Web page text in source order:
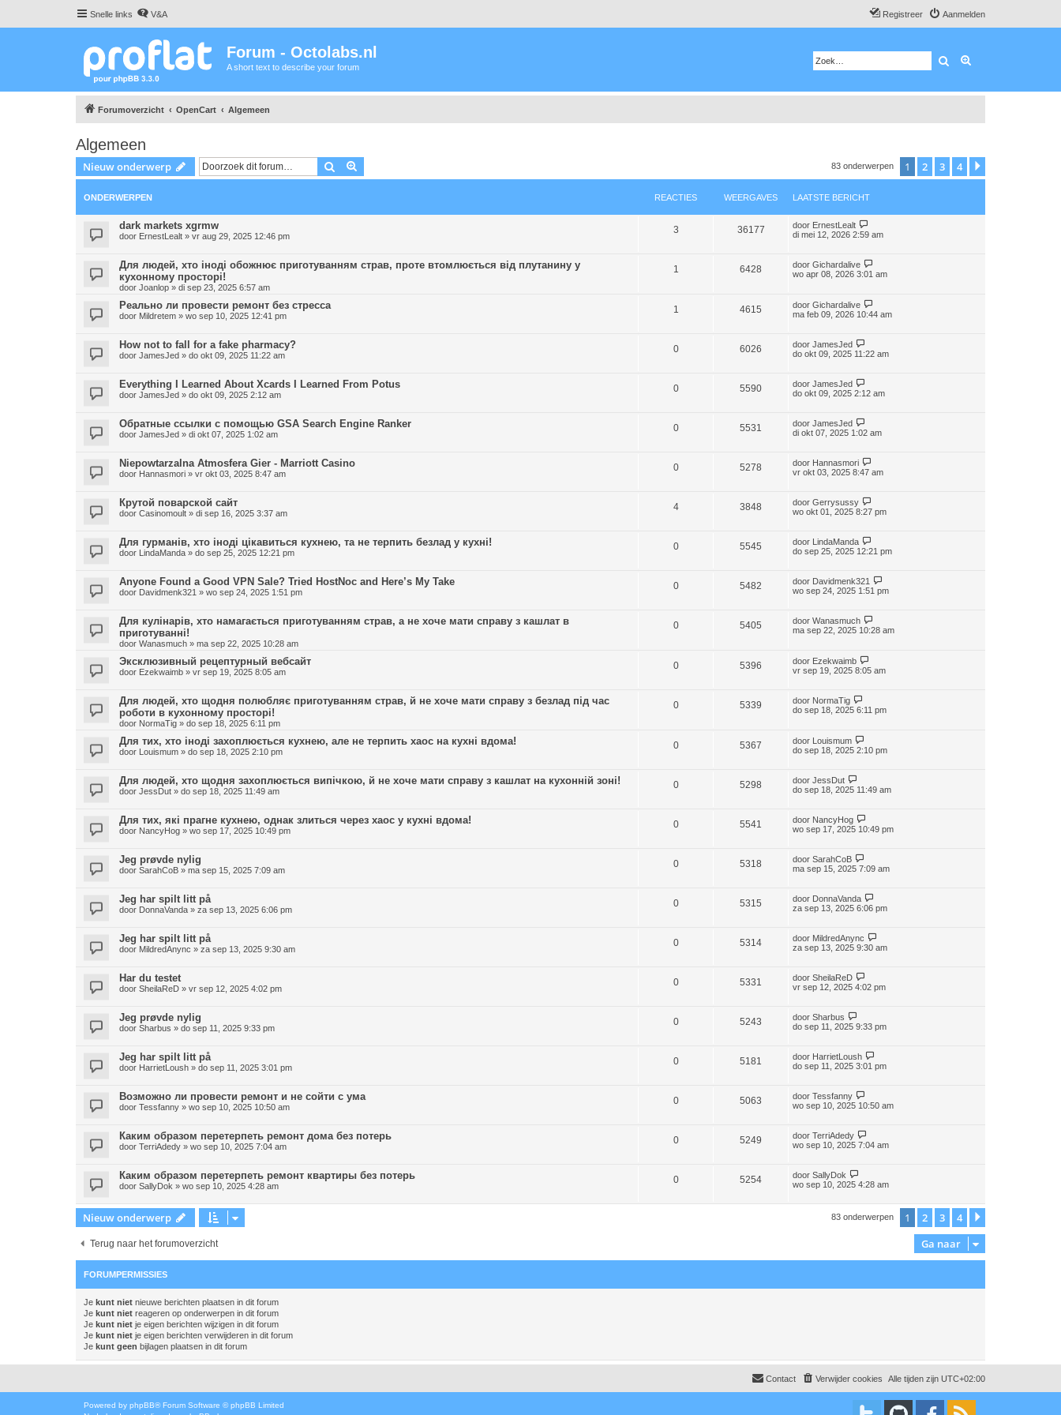
Snelle links V&A Aanmelden
Registreer
Forum - Octolabs.nl
A short text to describe your forum Zoek
Forumoverzicht OpenCart Algemeen
Algemeen
Nieuw onderwerp Zoek 83 onderwerpen 1 2 3 4
ONDERWERPEN REACTIES WEERGAVES LAATSTE BERICHT
dark markets xgrmw
door ErnestLealt » vr aug 29, 2025 12:46 pm
3 36177 door ErnestLealt
di mei 12, 2026 2:59 am
Для людей, хто іноді обожнює приготуванням страв, проте втомлюється від плутанину у
кухонному просторі!
door Joanlop » di sep 23, 2025 6:57 am
1 6428 door Gichardalive
wo apr 08, 2026 3:01 am
Реально ли провести ремонт без стресса
door Mildretem » wo sep 10, 2025 12:41 pm
1 4615 door Gichardalive
ma feb 09, 2026 10:44 am
How not to fall for a fake pharmacy?
door JamesJed » do okt 09, 2025 11:22 am
0 6026 door JamesJed
do okt 09, 2025 11:22 am
Everything I Learned About Xcards I Learned From Potus
door JamesJed » do okt 09, 2025 2:12 am
0 5590 door JamesJed
do okt 09, 2025 2:12 am
Обратные ссылки с помощью GSA Search Engine Ranker
door JamesJed » di okt 07, 2025 1:02 am
0 5531 door JamesJed
di okt 07, 2025 1:02 am
Niepowtarzalna Atmosfera Gier - Marriott Casino
door Hannasmori » vr okt 03, 2025 8:47 am
0 5278 door Hannasmori
vr okt 03, 2025 8:47 am
Крутой поварской сайт
door Casinomoult » di sep 16, 2025 3:37 am
4 3848 door Gerrysussy
wo okt 01, 2025 8:27 pm
Для гурманів, хто іноді цікавиться кухнею, та не терпить безлад у кухні!
door LindaManda » do sep 25, 2025 12:21 pm
0 5545 door LindaManda
do sep 25, 2025 12:21 pm
Anyone Found a Good VPN Sale? Tried HostNoc and Here’s My Take
door Davidmenk321 » wo sep 24, 2025 1:51 pm
0 5482 door Davidmenk321
wo sep 24, 2025 1:51 pm
Для кулінарів, хто намагається приготуванням страв, а не хоче мати справу з кашлат в
приготуванні!
door Wanasmuch » ma sep 22, 2025 10:28 am
0 5405 door Wanasmuch
ma sep 22, 2025 10:28 am
Эксклюзивный рецептурный вебсайт
door Ezekwaimb » vr sep 19, 2025 8:05 am
0 5396 door Ezekwaimb
vr sep 19, 2025 8:05 am
Для людей, хто щодня полюбляє приготуванням страв, й не хоче мати справу з безлад під час
роботи в кухонному просторі!
door NormaTig » do sep 18, 2025 6:11 pm
0 5339 door NormaTig
do sep 18, 2025 6:11 pm
Для тих, хто іноді захоплюється кухнею, але не терпить хаос на кухні вдома!
door Louismum » do sep 18, 2025 2:10 pm
0 5367 door Louismum
do sep 18, 2025 2:10 pm
Для людей, хто щодня захоплюється випічкою, й не хоче мати справу з кашлат на кухонній зоні!
door JessDut » do sep 18, 2025 11:49 am
0 5298 door JessDut
do sep 18, 2025 11:49 am
Для тих, які прагне кухнею, однак злиться через хаос у кухні вдома!
door NancyHog » wo sep 17, 2025 10:49 pm
0 5541 door NancyHog
wo sep 17, 2025 10:49 pm
Jeg prøvde nylig
door SarahCoB » ma sep 15, 2025 7:09 am
0 5318 door SarahCoB
ma sep 15, 2025 7:09 am
Jeg har spilt litt på
door DonnaVanda » za sep 13, 2025 6:06 pm
0 5315 door DonnaVanda
za sep 13, 2025 6:06 pm
Jeg har spilt litt på
door MildredAnync » za sep 13, 2025 9:30 am
0 5314 door MildredAnync
za sep 13, 2025 9:30 am
Har du testet
door SheilaReD » vr sep 12, 2025 4:02 pm
0 5331 door SheilaReD
vr sep 12, 2025 4:02 pm
Jeg prøvde nylig
door Sharbus » do sep 11, 2025 9:33 pm
0 5243 door Sharbus
do sep 11, 2025 9:33 pm
Jeg har spilt litt på
door HarrietLoush » do sep 11, 2025 3:01 pm
0 5181 door HarrietLoush
do sep 11, 2025 3:01 pm
Возможно ли провести ремонт и не сойти с ума
door Tessfanny » wo sep 10, 2025 10:50 am
0 5063 door Tessfanny
wo sep 10, 2025 10:50 am
Каким образом перетерпеть ремонт дома без потерь
door TerriAdedy » wo sep 10, 2025 7:04 am
0 5249 door TerriAdedy
wo sep 10, 2025 7:04 am
Каким образом перетерпеть ремонт квартиры без потерь
door SallyDok » wo sep 10, 2025 4:28 am
0 5254 door SallyDok
wo sep 10, 2025 4:28 am
Nieuw onderwerp 83 onderwerpen 1 2 3 4
Terug naar het forumoverzicht Ga naar
FORUMPERMISSIES
Je kunt niet nieuwe berichten plaatsen in dit forum
Je kunt niet reageren op onderwerpen in dit forum
Je kunt niet je eigen berichten wijzigen in dit forum
Je kunt niet je eigen berichten verwijderen in dit forum
Je kunt geen bijlagen plaatsen in dit forum
Alle tijden zijn UTC+02:00
Verwijder cookies
Contact
Powered by phpBB® Forum Software © phpBB Limited